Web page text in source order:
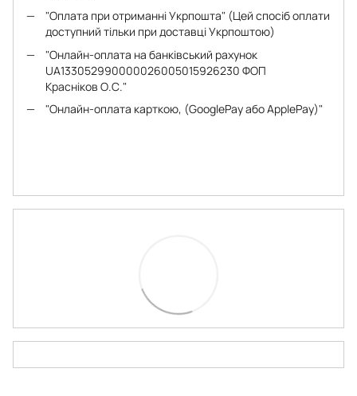
"Оплата при отриманні Укрпошта" (Цей спосіб оплати
доступний тільки при доставці Укрпоштою)
"Онлайн-оплата на банківський рахунок
UA133052990000026005015926230 ФОП
Красніков О.С."
"Онлайн-оплата карткою, (GooglePay або ApplePay)"